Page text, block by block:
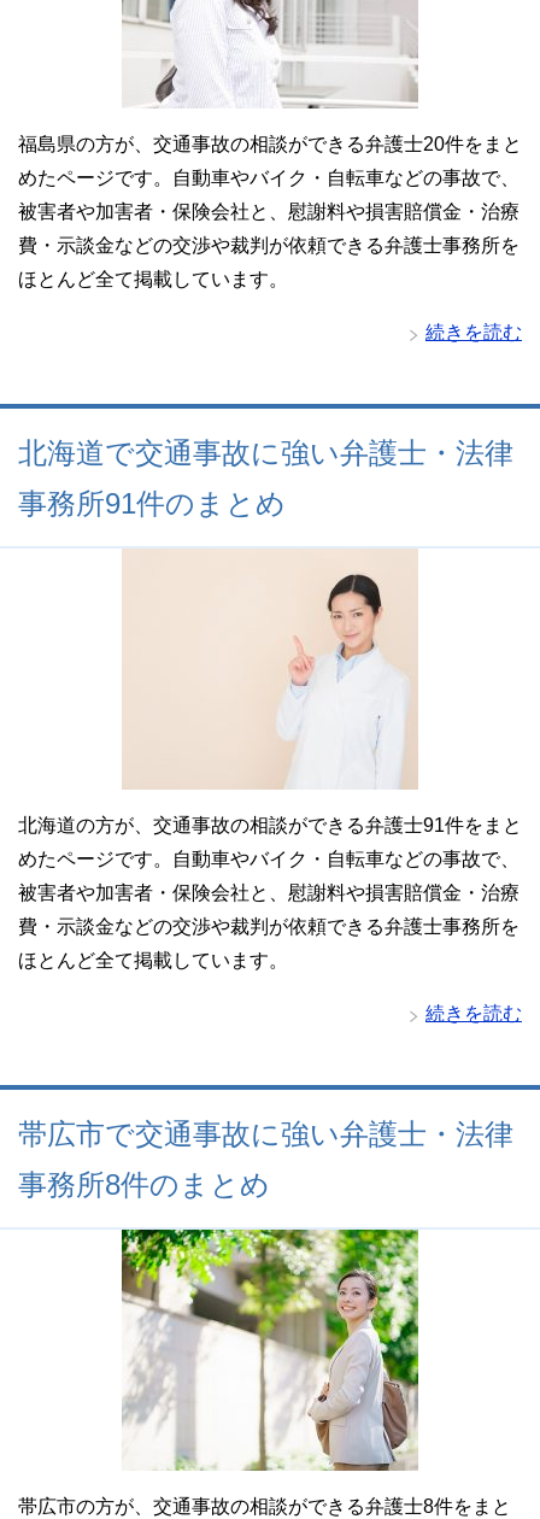
福島県の方が、交通事故の相談ができる弁護士20件をまと
めたページです。自動車やバイク・自転車などの事故で、
被害者や加害者・保険会社と、慰謝料や損害賠償金・治療
費・示談金などの交渉や裁判が依頼できる弁護士事務所を
ほとんど全て掲載しています。
続きを読む
北海道で交通事故に強い弁護士・法律
事務所91件のまとめ
北海道の方が、交通事故の相談ができる弁護士91件をまと
めたページです。自動車やバイク・自転車などの事故で、
被害者や加害者・保険会社と、慰謝料や損害賠償金・治療
費・示談金などの交渉や裁判が依頼できる弁護士事務所を
ほとんど全て掲載しています。
続きを読む
帯広市で交通事故に強い弁護士・法律
事務所8件のまとめ
帯広市の方が、交通事故の相談ができる弁護士8件をまと